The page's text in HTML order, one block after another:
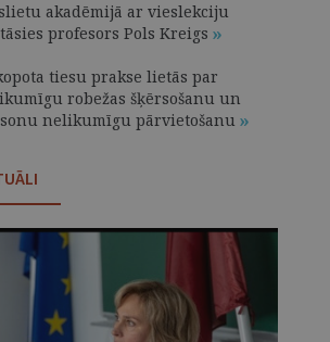
akadēmijā ar vieslekciju
profesors Pols Kreigs
tiesu prakse lietās par
robežas šķērsošanu un
nelikumīgu pārvietošanu